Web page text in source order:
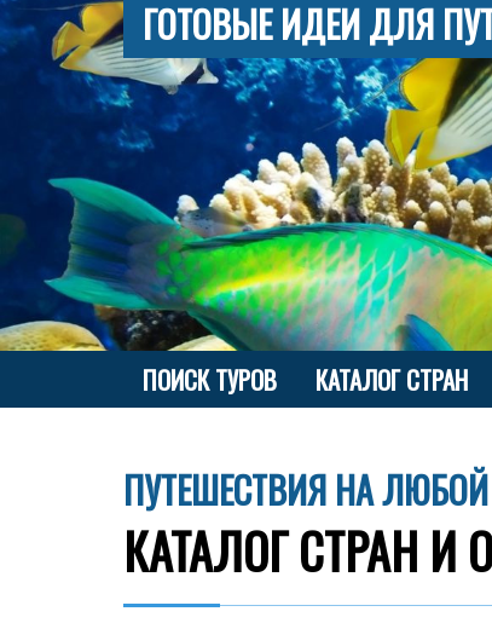
ГОТОВЫЕ ИДЕИ ДЛЯ
ПОИСК ТУРОВ КАТАЛОГ СТРАН
ПУТЕШЕСТВИЯ НА
КАТАЛОГ СТРАН И